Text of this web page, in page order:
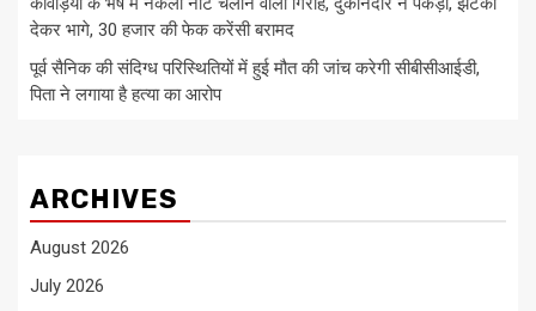
देकर भागे, 30 हजार की फेक करेंसी बरामद
पूर्व सैनिक की संदिग्ध परिस्थितियों में हुई मौत की जांच करेगी सीबीसीआईडी,
पिता ने लगाया है हत्या का आरोप
ARCHIVES
August 2026
July 2026